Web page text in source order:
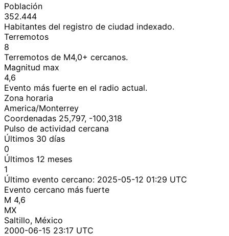
Población
352.444
Habitantes del registro de ciudad indexado.
Terremotos
8
Terremotos de M4,0+ cercanos.
Magnitud max
4,6
Evento más fuerte en el radio actual.
Zona horaria
America/Monterrey
Coordenadas 25,797, -100,318
Pulso de actividad cercana
Últimos 30 días
0
Últimos 12 meses
1
Último evento cercano: 2025-05-12 01:29 UTC
Evento cercano más fuerte
M 4,6
MX
Saltillo, México
2000-06-15 23:17 UTC